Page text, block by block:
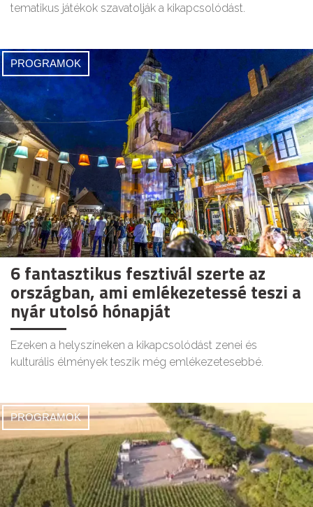
tematikus játékok szavatolják a kikapcsolódást.
PROGRAMOK
6 fantasztikus fesztivál szerte az
országban, ami emlékezetessé teszi a
nyár utolsó hónapját
Ezeken a helyszíneken a kikapcsolódást zenei és
kulturális élmények teszik még emlékezetesebbé.
PROGRAMOK